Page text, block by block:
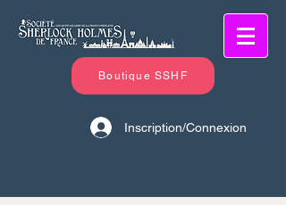
Boutique SSHF
Inscription/Connexion